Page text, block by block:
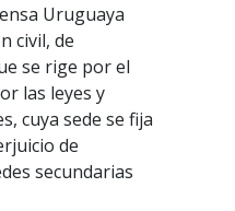
Uruguaya
civil, de
se rige por el
las leyes y
cuya sede se fija
de
secundarias